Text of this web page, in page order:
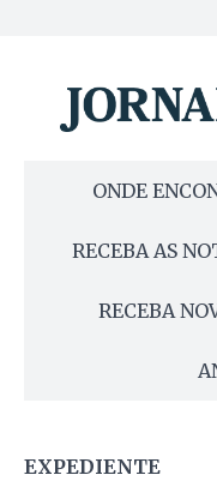
ONDE
RECEBA AS
RECEBA
EXPEDIENTE